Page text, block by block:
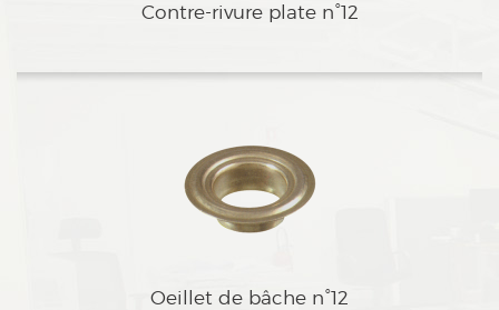
bContre-rivure plate n°12
bOeillet de bâche n°12